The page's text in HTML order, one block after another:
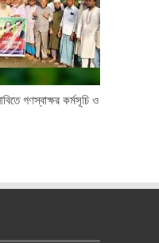
গণস্বাক্ষর কর্মসূচি ও